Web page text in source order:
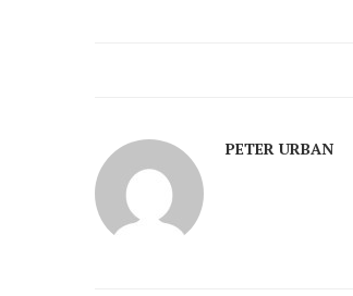
PETER URBAN